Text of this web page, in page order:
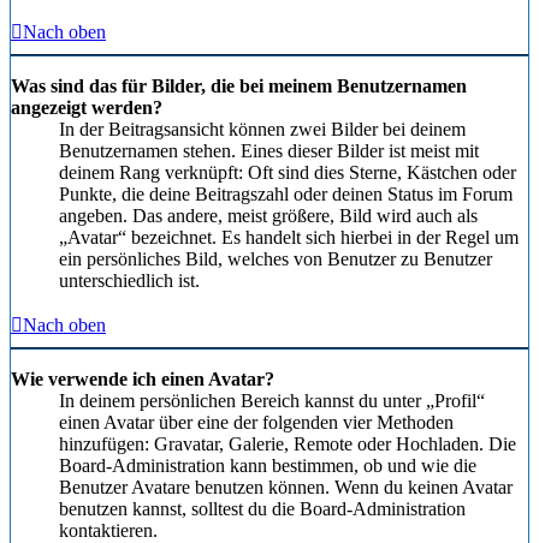
Nach oben
Was sind das für Bilder, die bei meinem Benutzernamen
angezeigt werden?
In der Beitragsansicht können zwei Bilder bei deinem
Benutzernamen stehen. Eines dieser Bilder ist meist mit
deinem Rang verknüpft: Oft sind dies Sterne, Kästchen oder
Punkte, die deine Beitragszahl oder deinen Status im Forum
angeben. Das andere, meist größere, Bild wird auch als
„Avatar“ bezeichnet. Es handelt sich hierbei in der Regel um
ein persönliches Bild, welches von Benutzer zu Benutzer
unterschiedlich ist.
Nach oben
Wie verwende ich einen Avatar?
In deinem persönlichen Bereich kannst du unter „Profil“
einen Avatar über eine der folgenden vier Methoden
hinzufügen: Gravatar, Galerie, Remote oder Hochladen. Die
Board-Administration kann bestimmen, ob und wie die
Benutzer Avatare benutzen können. Wenn du keinen Avatar
benutzen kannst, solltest du die Board-Administration
kontaktieren.